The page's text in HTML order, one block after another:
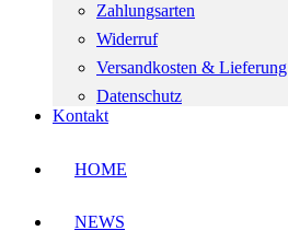
Zahlungsarten
Widerruf
Versandkosten & Lieferung
Datenschutz
Kontakt
HOME
NEWS